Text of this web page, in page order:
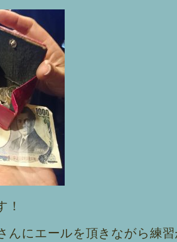
！
んにエールを頂きながら練